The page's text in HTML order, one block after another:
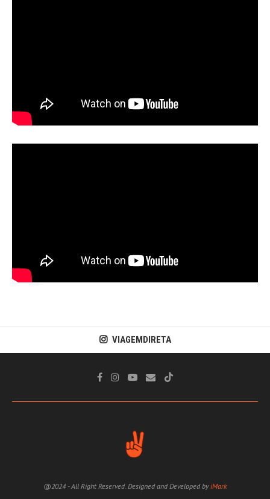
VIAGEMDIRETA
@2024 - All Right Reserved. Designed and Developed byiMark